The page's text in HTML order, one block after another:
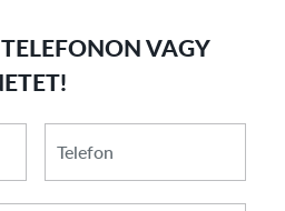
VAGY
mail